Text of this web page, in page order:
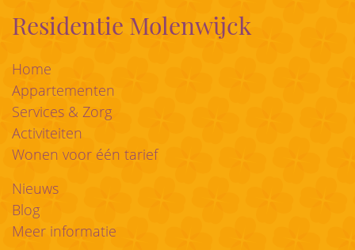
Residentie Molenwijck
Home
Appartementen
Services & Zorg
Activiteiten
Wonen voor één tarief
Nieuws
Blog
Meer informatie